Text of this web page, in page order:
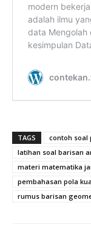
TAGS contoh soal
latihan soal barisan
materi matematika
pembahasan pola
rumus barisan